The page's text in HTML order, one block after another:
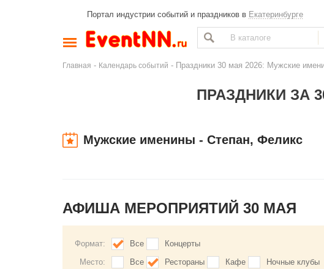
Портал индустрии событий и праздников в Екатеринбурге
Главная - Календарь событий - Праздники 30 мая 2026: Мужские
ПРАЗДНИКИ ЗА
Мужские именины - Степан, Феликс
АФИША МЕРОПРИЯТИЙ 30 МАЯ
Формат: Все
Концерты
Место:
Все Рестораны Кафе Ночные клубы